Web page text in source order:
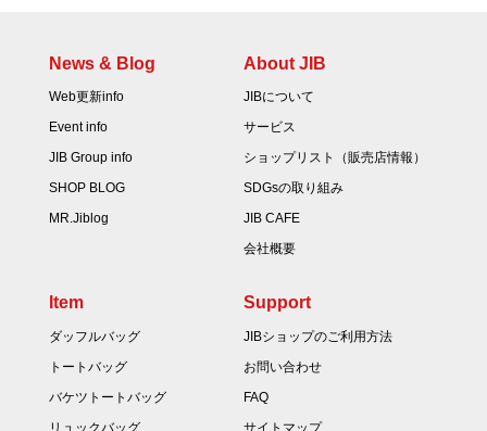
News & Blog
Web更新info
Event info
JIB Group info
SHOP BLOG
MR.Jiblog
About JIB
JIBについて
サービス
ショップリスト（販売店情報）
SDGsの取り組み
JIB CAFE
会社概要
Item
ダッフルバッグ
トートバッグ
バケツトートバッグ
リュックバッグ
Support
JIBショップのご利用方法
お問い合わせ
FAQ
サイトマップ